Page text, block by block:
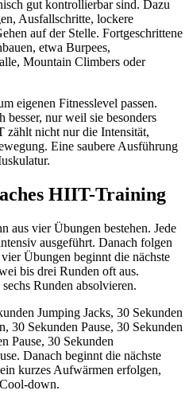
gut kontrollierbar sind. Dazu
Ausfallschritte, lockere
auf der Stelle. Fortgeschrittene
etwa Burpees,
Mountain Climbers oder
eigenen Fitnesslevel passen.
nur weil sie besonders
zählt nicht nur die Intensität,
Eine saubere Ausführung
HIIT-Training
aus vier Übungen bestehen. Jede
ausgeführt. Danach folgen
Übungen beginnt die nächste
bis drei Runden oft aus.
Runden absolvieren.
Jumping Jacks, 30 Sekunden
30 Sekunden Pause, 30 Sekunden
Pause, 30 Sekunden
Danach beginnt die nächste
kurzes Aufwärmen erfolgen,
down.